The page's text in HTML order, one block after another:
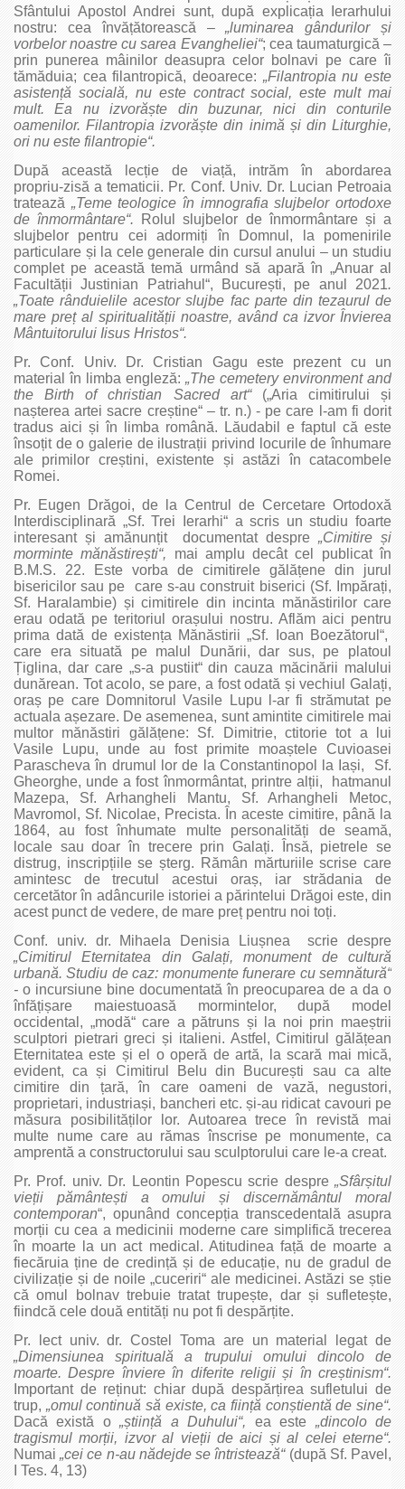
Sfântului Apostol Andrei sunt, după explicația Ierarhului
nostru: cea învățătorească –„luminarea gândurilor și
vorbelor noastre cu sarea Evangheliei“; cea taumaturgică –
prin punerea mâinilor deasupra celor bolnavi pe care îi
tămăduia; cea filantropică, deoarece: „Filantropia nu este
asistență socială, nu este contract social, este mult mai
mult. Ea nu izvorăște din buzunar, nici din conturile
oamenilor. Filantropia izvorăște din inimă și din Liturghie,
ori nu este filantropie“.
După această lecție de viață, intrăm în abordarea
propriu‑zisă a tematicii. Pr. Conf. Univ. Dr. Lucian Petroaia
tratează „Teme teologice în imnografia slujbelor ortodoxe
de înmormântare“. Rolul slujbelor de înmormântare și a
slujbelor pentru cei adormiți în Domnul, la pomenirile
particulare și la cele generale din cursul anului – un studiu
complet pe această temă urmând să apară în „Anuar al
Facultății Justinian Patriahul“, București, pe anul 2021.
„Toate rânduielile acestor slujbe fac parte din tezaurul de
mare preț al spiritualității noastre, având ca izvor Învierea
Mântuitorului Iisus Hristos“.
Pr. Conf. Univ. Dr. Cristian Gagu este prezent cu un
material în limba engleză: „The cemetery environment and
the Birth of christian Sacred art“(„Aria cimitirului și
nașterea artei sacre creștine“ – tr. n.) ‑ pe care l‑am fi dorit
tradus aici și în limba română. Lăudabil e faptul că este
însoțit de o galerie de ilustrații privind locurile de înhumare
ale primilor creștini, existente și astăzi în catacombele
Romei.
Pr. Eugen Drăgoi, de la Centrul de Cercetare Ortodoxă
Interdisciplinară „Sf. Trei Ierarhi“ a scris un studiu foarte
interesant și amănunțit documentat despre„Cimitire și
morminte mănăstirești“, mai amplu decât cel publicat în
B.M.S. 22. Este vorba de cimitirele gălățene din jurul
bisericilor sau pe care s‑au construit biserici (Sf. Impărați,
Sf. Haralambie) și cimitirele din incinta mănăstirilor care
erau odată pe teritoriul orașului nostru. Aflăm aici pentru
prima dată de existența Mănăstirii „Sf. Ioan Boezătorul“,
care era situată pe malul Dunării, dar sus, pe platoul
Țiglina, dar care „s‑a pustiit“ din cauza măcinării malului
dunărean. Tot acolo, se pare, a fost odată și vechiul Galați,
oraș pe care Domnitorul Vasile Lupu l‑ar fi strămutat pe
actuala așezare. De asemenea, sunt amintite cimitirele mai
multor mănăstiri gălățene: Sf. Dimitrie, ctitorie tot a lui
Vasile Lupu, unde au fost primite moaștele Cuvioasei
Parascheva în drumul lor de la Constantinopol la Iași, Sf.
Gheorghe, unde a fost înmormântat, printre alții, hatmanul
Mazepa, Sf. Arhangheli Mantu, Sf. Arhangheli Metoc,
Mavromol, Sf. Nicolae, Precista. În aceste cimitire, până la
1864, au fost înhumate multe personalități de seamă,
locale sau doar în trecere prin Galați. Însă, pietrele se
distrug, inscripțiile se șterg. Rămân mărturiile scrise care
amintesc de trecutul acestui oraș, iar strădania de
cercetător în adâncurile istoriei a părintelui Drăgoi este, din
acest punct de vedere, de mare preț pentru noi toți.
Conf. univ. dr. Mihaela Denisia Liușnea scrie despre
„Cimitirul Eternitatea din Galați, monument de cultură
urbană. Studiu de caz: monumente funerare cu semnătură“
‑ o incursiune bine documentată în preocuparea de a da o
înfățișare maiestuoasă mormintelor, după model
occidental, „modă“ care a pătruns și la noi prin maeștrii
sculptori pietrari greci și italieni. Astfel, Cimitirul gălățean
Eternitatea este și el o operă de artă, la scară mai mică,
evident, ca și Cimitirul Belu din București sau ca alte
cimitire din țară, în care oameni de vază, negustori,
proprietari, industriași, bancheri etc. și‑au ridicat cavouri pe
măsura posibilităților lor. Autoarea trece în revistă mai
multe nume care au rămas înscrise pe monumente, ca
amprentă a constructorului sau sculptorului care le‑a creat.
Pr. Prof. univ. Dr. Leontin Popescu scrie despre „Sfârșitul
vieții pământești a omului și discernământul moral
contemporan“, opunând concepția trans­cedentală asupra
morții cu cea a medicinii moderne care simplifică trecerea
în moarte la un act medical. Atitudinea față de moarte a
fiecăruia ține de credință și de educație, nu de gradul de
civilizație și de noile „cuceriri“ ale medicinei. Astăzi se știe
că omul bolnav trebuie tratat trupește, dar și sufletește,
fiindcă cele două entități nu pot fi despărțite.
Pr. lect univ. dr. Costel Toma are un material legat de
„Dimensiunea spirituală a trupului omului dincolo de
moarte. Despre înviere în diferite religii și în creștinism“.
Important de reținut: chiar după despărțirea sufletului de
trup, „omul continuă să existe, ca ființă conștientă de sine“.
Dacă există o„știință a Duhului“, ea este „dincolo de
tragismul morții, izvor al vieții de aici și al celei eterne“.
Numai„cei ce n‑au nădejde se întristează“(după Sf. Pavel,
I Tes. 4, 13)